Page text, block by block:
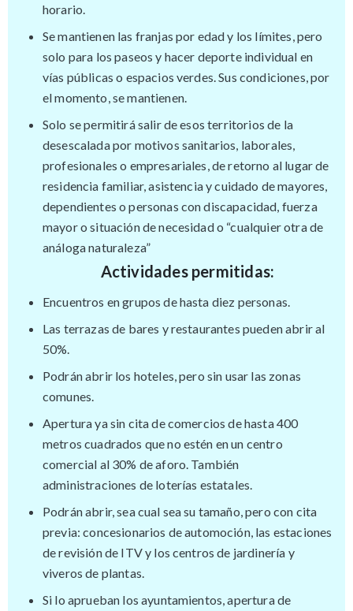
horario.
Se mantienen las franjas por edad y los límites, pero
solo para los paseos y hacer deporte individual en
vías públicas o espacios verdes. Sus condiciones, por
el momento, se mantienen.
Solo se permitirá salir de esos territorios de la
desescalada por motivos sanitarios, laborales,
profesionales o empresariales, de retorno al lugar de
residencia familiar, asistencia y cuidado de mayores,
dependientes o personas con discapacidad, fuerza
mayor o situación de necesidad o “cualquier otra de
análoga naturaleza” ​
Actividades permitidas:​
Encuentros en grupos de hasta diez personas.
Las terrazas de bares y restaurantes pueden abrir al
50%.
Podrán abrir los hoteles, pero sin usar las zonas
comunes.
Apertura ya sin cita de comercios de hasta 400
metros cuadrados que no estén en un centro
comercial al 30% de aforo. También
administraciones de loterías estatales.
Podrán abrir, sea cual sea su tamaño, pero con cita
previa: concesionarios de automoción, las estaciones
de revisión de ITV y los centros de jardinería y
viveros de plantas.
Si lo aprueban los ayuntamientos, apertura de